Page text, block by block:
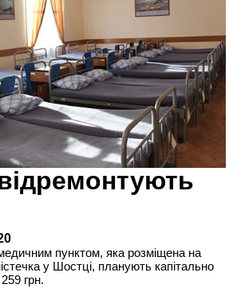
пунктом, яка розміщена на
у Шостці, планують капітально
грн.